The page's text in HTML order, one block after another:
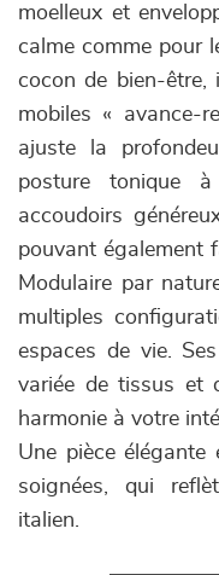
moelleux et
calme comme pour
cocon de bien-être,
mobiles « avance-
ajuste la
posture tonique
accoudoirs
pouvant également
Modulaire par
multiples
espaces de vie.
variée de tissus et
harmonie à votre
Une pièce élégante
soignées, qui
italien.